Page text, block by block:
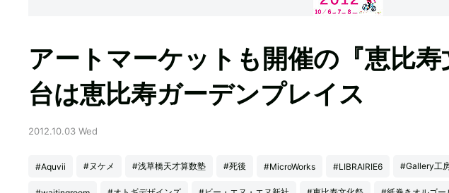
アートマーケットも開催の『恵比
台は恵比寿ガーデンプレイス
2012.10.03 Wed
#Aquvii #ヌケメ #浅草橋天才算数塾 #死後 #MicroWorks #LIBRAIRIE6 #Gallery工